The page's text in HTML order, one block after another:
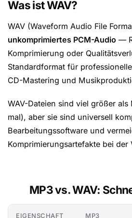
Was ist WAV?
WAV (Waveform Audio File
unkomprimiertes PCM-Audio —
Komprimierung oder
Standardformat für
CD-Mastering und
WAV-Dateien sind viel größer
mal), aber sie sind universell
Bearbeitungssoftware und
Komprimierungsartefakte bei der
MP3 vs. WAV:
EIGENSCHAFT MP3